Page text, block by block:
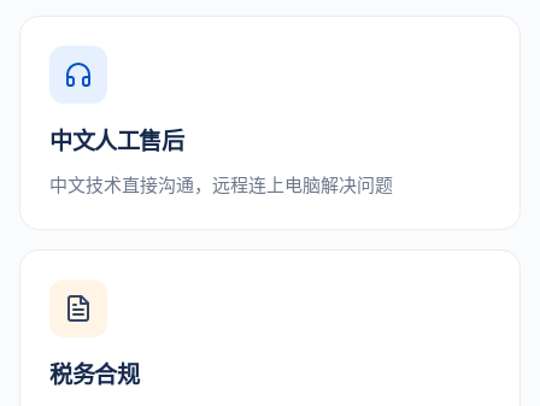
中文人工售后
中文技术直接沟通，远程连上电脑解决问题
税务合规